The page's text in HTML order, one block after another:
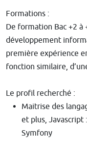
Formations :
De formation Bac +2 à
développement
première expérience
fonction similaire,
Le profil recherché :
Maitrise des
et plus, Javascript
Symfony